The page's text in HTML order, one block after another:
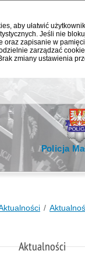
aby ułatwić
Jeśli nie
oraz zapisanie w
zarządzać
zmiany ustawienia
Policja
Aktualności